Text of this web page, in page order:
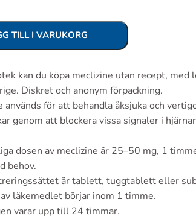
TILL I VARUKORG
kan du köpa meclizine utan recept,
Diskret och anonym förpackning.
används för att behandla åksjuka och
genom att blockera vissa signaler i
dosen av meclizine är 25–50 mg, 1
behov.
är tablett, tuggtablett eller
läkemedlet börjar inom 1 timme.
varar upp till 24 timmar.